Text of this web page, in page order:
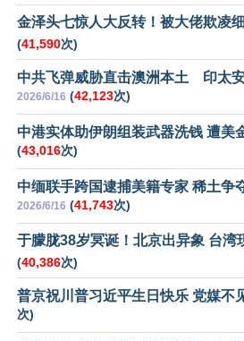
金泽头七惊人大反转！被大佬欺凌
(41,590次)
中共飞弹威胁直击澳洲本土 印太
2026/6/16 (42,123次)
中港实体助伊朗组装武器洗钱 遭美
(43,016次)
中缅联手跨国逮捕美籍专家 稀土争
2026/6/16 (41,743次)
于朦胧38岁冥诞！北京出异象 台湾
(40,386次)
普京祝川普习近平生日快乐 党媒不
次)